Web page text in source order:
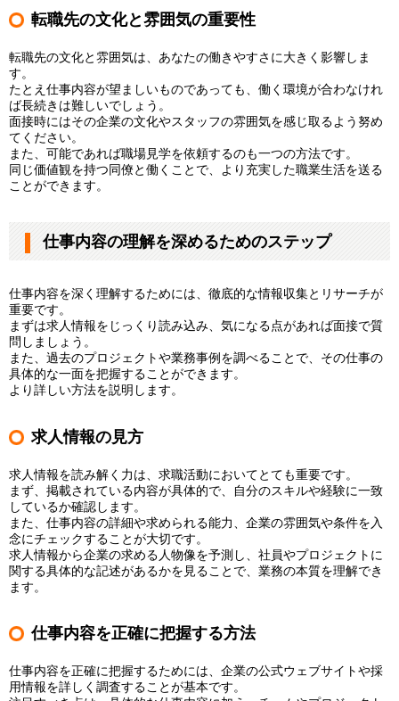
転職先の文化と雰囲気の重要性
転職先の文化と雰囲気は、あなたの働きやすさに大きく影響しま
す。
たとえ仕事内容が望ましいものであっても、働く環境が合わなけれ
ば長続きは難しいでしょう。
面接時にはその企業の文化やスタッフの雰囲気を感じ取るよう努め
てください。
また、可能であれば職場見学を依頼するのも一つの方法です。
同じ価値観を持つ同僚と働くことで、より充実した職業生活を送る
ことができます。
仕事内容の理解を深めるためのステップ
仕事内容を深く理解するためには、徹底的な情報収集とリサーチが
重要です。
まずは求人情報をじっくり読み込み、気になる点があれば面接で質
問しましょう。
また、過去のプロジェクトや業務事例を調べることで、その仕事の
具体的な一面を把握することができます。
より詳しい方法を説明します。
求人情報の見方
求人情報を読み解く力は、求職活動においてとても重要です。
まず、掲載されている内容が具体的で、自分のスキルや経験に一致
しているか確認します。
また、仕事内容の詳細や求められる能力、企業の雰囲気や条件を入
念にチェックすることが大切です。
求人情報から企業の求める人物像を予測し、社員やプロジェクトに
関する具体的な記述があるかを見ることで、業務の本質を理解でき
ます。
仕事内容を正確に把握する方法
仕事内容を正確に把握するためには、企業の公式ウェブサイトや採
用情報を詳しく調査することが基本です。